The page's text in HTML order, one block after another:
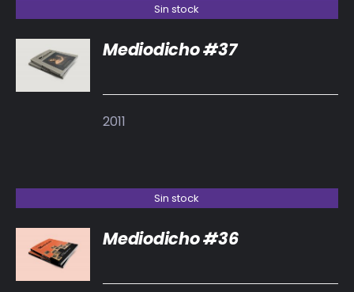
Sin stock
DETALLES
Mediodicho #37
2011
Sin stock
DETALLES
Mediodicho #36